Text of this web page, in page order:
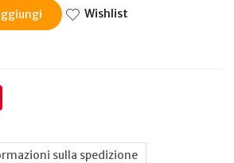
Wishlist
sulla spedizione